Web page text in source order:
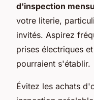
d'inspection
votre literie,
invités. Aspirez
prises électriques
pourraient s'établir.
Évitez les achats